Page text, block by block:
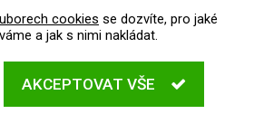
587 407 456
všechna práva vyhrazena.
cookies se dozvíte, pro jaké
a jak s nimi nakládat.
AKCEPTOVAT VŠE